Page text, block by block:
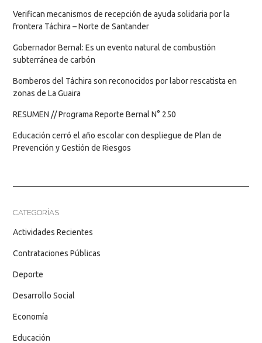
Verifican mecanismos de recepción de ayuda solidaria por la
frontera Táchira – Norte de Santander
Gobernador Bernal: Es un evento natural de combustión
subterránea de carbón
Bomberos del Táchira son reconocidos por labor rescatista en
zonas de La Guaira
RESUMEN // Programa Reporte Bernal N° 250
Educación cerró el año escolar con despliegue de Plan de
Prevención y Gestión de Riesgos
CATEGORÍAS
Actividades Recientes
Contrataciones Públicas
Deporte
Desarrollo Social
Economía
Educación